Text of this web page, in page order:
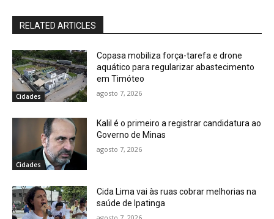
RELATED ARTICLES
Cidades
Copasa mobiliza força-tarefa e drone
aquático para regularizar abastecimento
em Timóteo
agosto 7, 2026
Cidades
Kalil é o primeiro a registrar candidatura ao
Governo de Minas
agosto 7, 2026
Cida Lima vai às ruas cobrar melhorias na
saúde de Ipatinga